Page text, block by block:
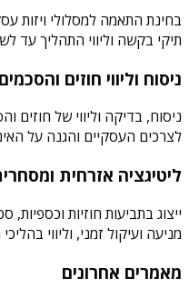
בחינת התאמה למסלולי ויזות
תיקי בקשה וליווי התהליך
ניסוח וליווי חוזים
ניסוח, בדיקה וליווי של
לצרכים העסקיים והגנה על
ליטיגציה אזרחית
ייצוג בתביעות חוזיות וכספיות,
מניעה ועיקול זמני, וליווי
מאמרים אחרונים